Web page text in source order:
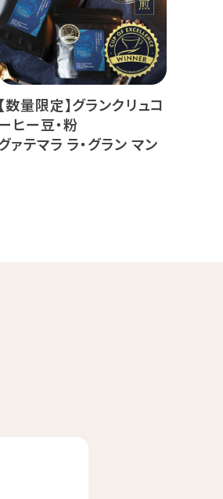
【数量限定】グランクリュコ
ヒー豆・粉
ァテマラ ラ・グラン マン